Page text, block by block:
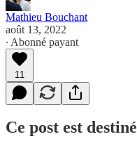
Mathieu Bouchant
août 13, 2022
∙ Abonné payant
11
Ce post est